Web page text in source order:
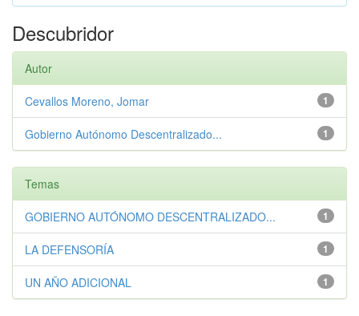
Descubridor
Autor
1
Cevallos Moreno, Jomar
1
Gobierno Autónomo Descentralizado...
Temas
1
GOBIERNO AUTÓNOMO DESCENTRALIZADO...
1
LA DEFENSORÍA
1
UN AÑO ADICIONAL